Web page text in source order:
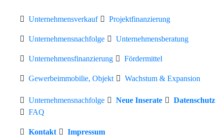
Unternehmensverkauf Projektfinanzierung
Unternehmensnachfolge Unternehmensberatung
Unternehmensfinanzierung Fördermittel
Gewerbeimmobilie, Objekt Wachstum & Expansion
Unternehmensnachfolge Neue Inserate
Datenschutz
FAQ
Kontakt Impressum